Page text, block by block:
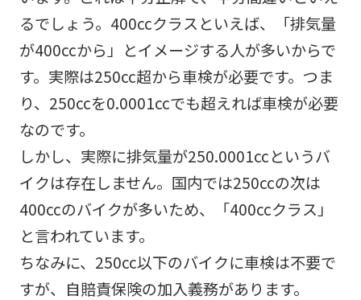
るでしょう。400ccクラスといえば、「排気量
が400ccから」とイメージする人が多いからで
す。実際は250cc超から車検が必要です。つま
り、250ccを0.0001ccでも超えれば車検が必要
なのです。
しかし、実際に排気量が250.0001ccというバ
イクは存在しません。国内では250ccの次は
400ccのバイクが多いため、「400ccクラス」
と言われています。
ちなみに、250cc以下のバイクに車検は不要で
すが、自賠責保険の加入義務があります。